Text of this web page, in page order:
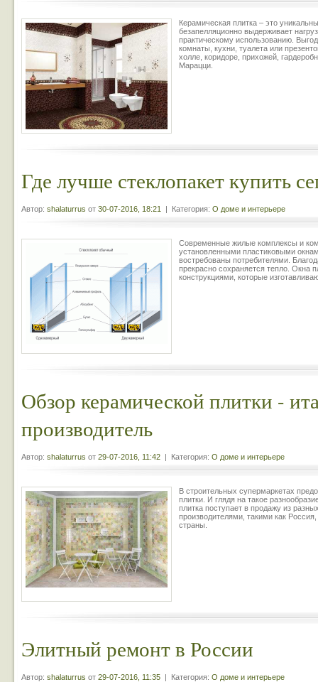
Керамическая плитка – это
безапелляционно выдерживает
практическому использованию.
комнаты, кухни, туалета или
холле, коридоре, прихожей,
Марацци.
Где лучше стеклопакет купить
Автор: shalaturrus от 30-07-2016, 18:21 | Категория: О доме и интерьере
Современные жилые комплексы и
установленными пластиковыми
востребованы потребителями.
прекрасно сохраняется тепло. Окна
конструкциями, которые
Обзор керамической плитки -
производитель
Автор: shalaturrus от 29-07-2016, 11:42 | Категория: О доме и интерьере
В строительных супермаркетах
плитки. И глядя на такое
плитка поступает в продажу из
производителями, такими как
страны.
Элитный ремонт в России
Автор: shalaturrus от 29-07-2016, 11:35 | Категория: О доме и интерьере